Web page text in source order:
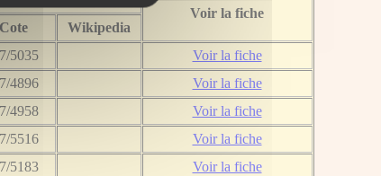
Voir la fiche
Cote
Wikipedia
5035
Voir la fiche
4896
Voir la fiche
4958
Voir la fiche
5516
Voir la fiche
5183
Voir la fiche